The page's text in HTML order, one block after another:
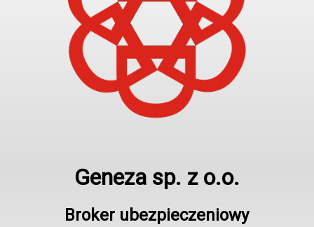
Geneza sp. z o.o.
Broker ubezpieczeniowy